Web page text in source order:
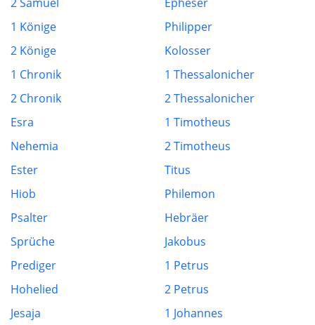
1 Könige
2 Könige
1 Chronik
2 Chronik
Esra
Nehemia
Ester
Hiob
Psalter
Sprüche
Prediger
Hohelied
Jesaja
Philipper
Kolosser
1 Thessalonicher
2 Thessalonicher
1 Timotheus
2 Timotheus
Titus
Philemon
Hebräer
Jakobus
1 Petrus
2 Petrus
1 Johannes